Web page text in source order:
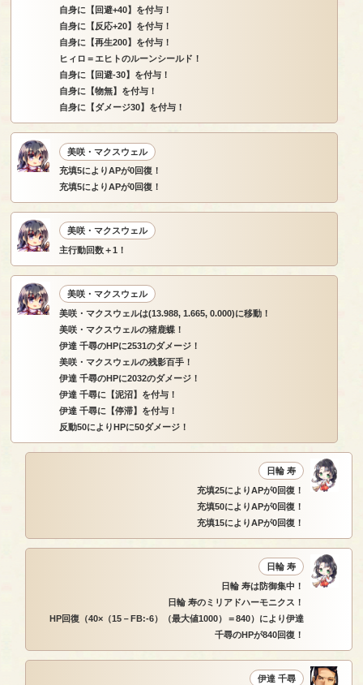
自身に【回避+40】を付与！
自身に【反応+20】を付与！
自身に【再生200】を付与！
ヒィロ＝エヒトのルーンシールド！
自身に【回避-30】を付与！
自身に【物無】を付与！
自身に【ダメージ30】を付与！
美咲・マクスウェル
充填5によりAPが0回復！
充填5によりAPが0回復！
美咲・マクスウェル
主行動回数＋1！
美咲・マクスウェル
美咲・マクスウェルは(13.988, 1.665, 0.000)に移動！
美咲・マクスウェルの猪鹿蝶！
伊達 千尋のHPに2531のダメージ！
美咲・マクスウェルの残影百手！
伊達 千尋のHPに2032のダメージ！
伊達 千尋に【泥沼】を付与！
伊達 千尋に【停滞】を付与！
反動50によりHPに50ダメージ！
日輪 寿
充填25によりAPが0回復！
充填50によりAPが0回復！
充填15によりAPが0回復！
日輪 寿
日輪 寿は防御集中！
日輪 寿のミリアドハーモニクス！
HP回復（40×（15－FB:-6）（最大値1000）＝840）により伊達
千尋のHPが840回復！
伊達 千尋